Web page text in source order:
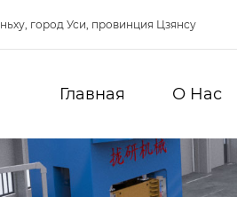
город Уси, провинция Цзянсу
Главная О Hас